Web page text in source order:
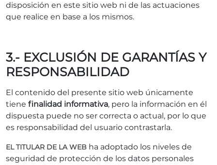
disposición en este sitio web ni de las actuaciones
que realice en base a los mismos.
3.- EXCLUSIÓN DE GARANTÍAS Y
RESPONSABILIDAD
El contenido del presente sitio web únicamente
tiene finalidad informativa, pero la información en él
dispuesta puede no ser correcta o actual, por lo que
es responsabilidad del usuario contrastarla.
EL TITULAR DE LA WEB ha adoptado los niveles de
seguridad de protección de los datos personales